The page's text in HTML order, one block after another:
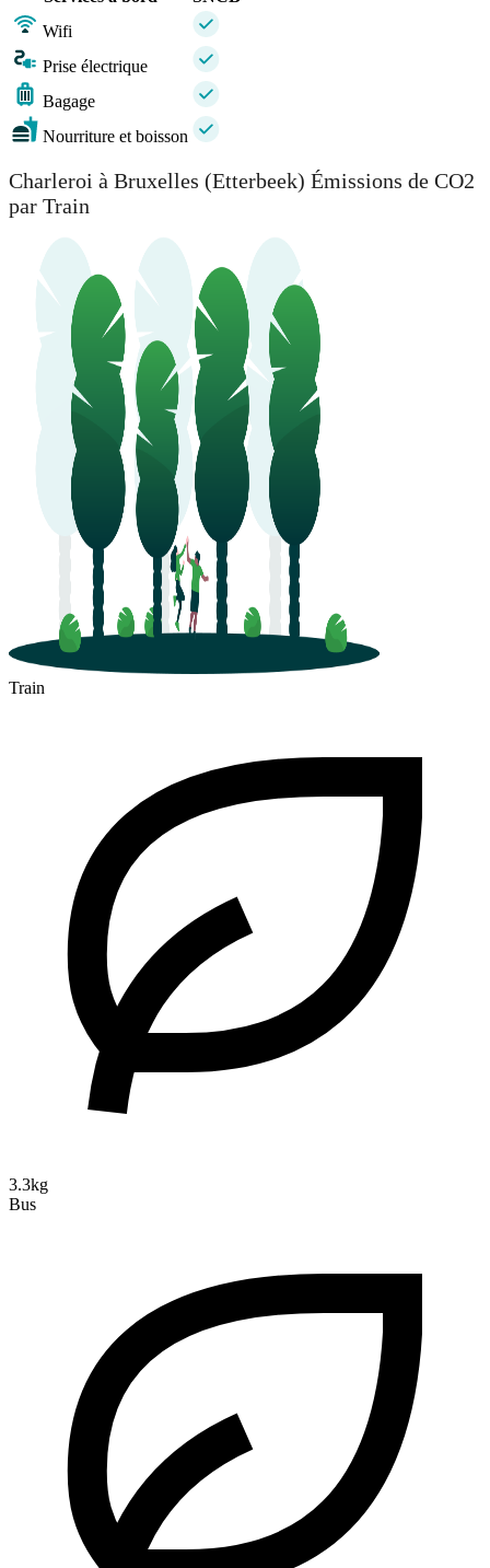
Wifi
Prise électrique
Bagage
Nourriture et boisson
Charleroi à Bruxelles (Etterbeek) Émissions de CO2
par Train
Train
3.3kg
Bus